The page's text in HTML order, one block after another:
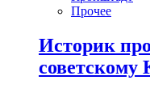
Прочее
Историк
советскому